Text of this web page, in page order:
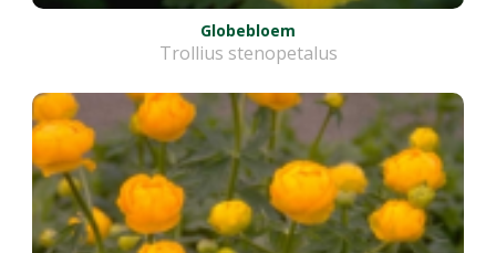
Globebloem
Trollius stenopetalus